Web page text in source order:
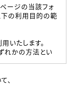
ージの当該フォ
下の利用目的の範
たします。
れかの方法とい
情報として利
、